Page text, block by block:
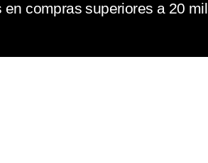
en compras superiores a 20 mil